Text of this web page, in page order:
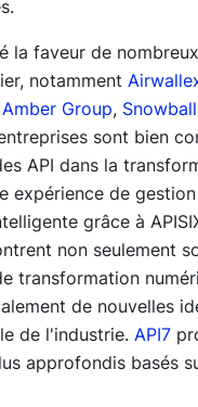
la faveur de
notamment
Amber Group,
sont bien
API dans la
expérience de
grâce à
non seulement
transformation
de nouvelles
de l'industrie. API7
approfondis basés